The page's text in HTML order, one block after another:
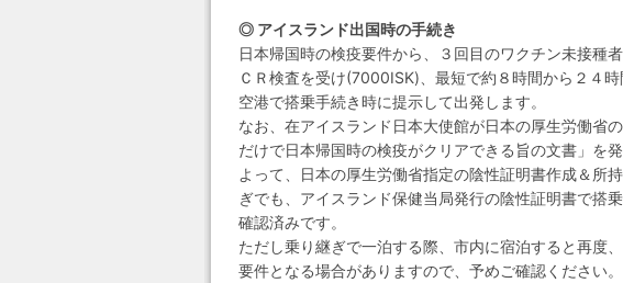
◎ アイスランド出国時の手続き
日本帰国時の検疫要件から、３回目のワクチン未接種
ＣＲ検査を受け(7000ISK)、最短で約８時間から２４
空港で搭乗手続き時に提示して出発します。
なお、在アイスランド日本大使館が日本の厚生労働省
だけで日本帰国時の検疫がクリアできる旨の文書」を発
よって、日本の厚生労働省指定の陰性証明書作成＆所
ぎでも、アイスランド保健当局発行の陰性証明書で搭
確認済みです。
ただし乗り継ぎで一泊する際、市内に宿泊すると再度
要件となる場合がありますので、予めご確認ください。